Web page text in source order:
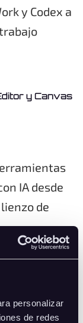
personalizar
de redes
y Codex a
y Canvas
IA desde
de